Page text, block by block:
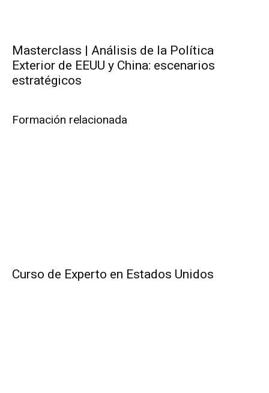
Masterclass | Análisis de la Política
Exterior de EEUU y China: escenarios
estratégicos
Formación relacionada
Curso de Experto en Estados Unidos